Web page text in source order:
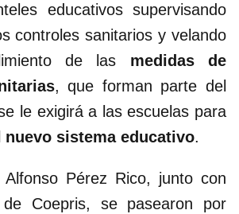
educativos supervisando
controles sanitarios y velando
de las medidas de
, que forman parte del
le exigirá a las escuelas para
nuevo sistema educativo.
Pérez Rico, junto con
Coepris, se pasearon por